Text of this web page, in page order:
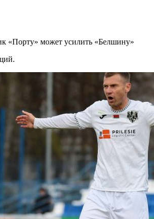
«Порту» может усилить «Белшину»